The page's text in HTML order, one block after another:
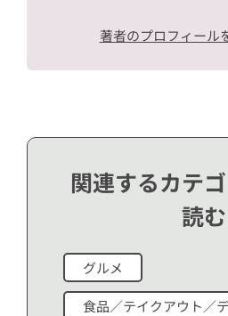
著者のプロフィール
関連するカテ
読む
グルメ
食品／テイクアウト／